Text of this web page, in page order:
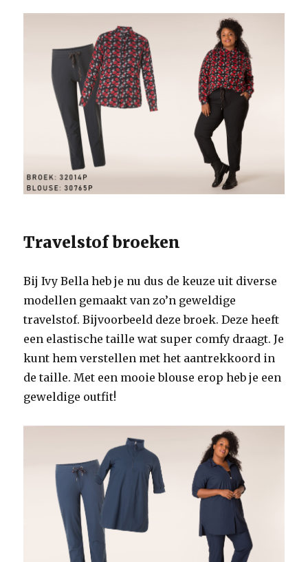
Travelstof broeken
Bij Ivy Bella heb je nu dus de keuze uit diverse
modellen gemaakt van zo’n geweldige
travelstof. Bijvoorbeeld deze broek. Deze heeft
een elastische taille wat super comfy draagt. Je
kunt hem verstellen met het aantrekkoord in
de taille. Met een mooie blouse erop heb je een
geweldige outfit!